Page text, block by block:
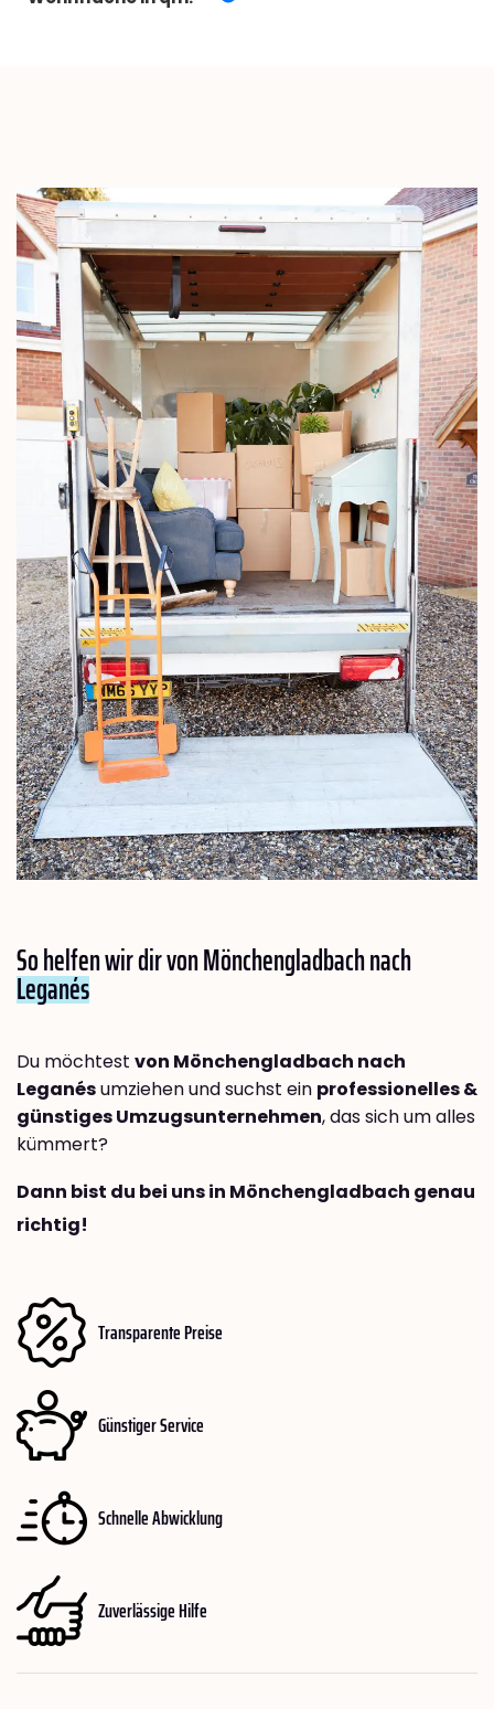
So helfen wir dir von Mönchengladbach nach
Leganés
Du möchtest von Mönchengladbach nach
Leganésumziehen und suchst ein professionelles &
günstiges Umzugsunternehmen, das sich um alles
kümmert?
Dann bist du bei uns in Mönchengladbach genau
richtig!
Transparente Preise
Günstiger Service
Schnelle Abwicklung
Zuverlässige Hilfe